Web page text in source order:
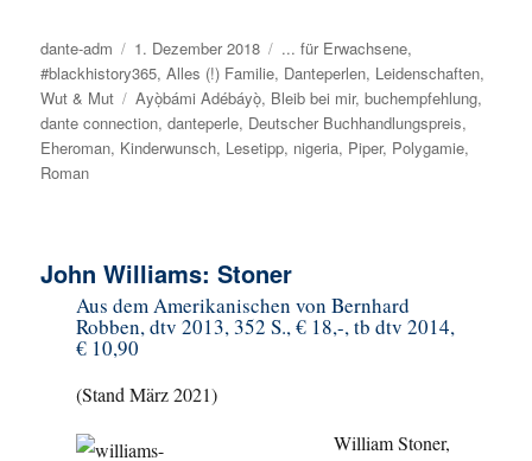
Autor
dante-adm
Veröffentlicht
am
1. Dezember 2018 Kategorien
... für Erwachsene,
#blackhistory365,Alles (!) Familie, Danteperlen, Leidenschaften,
Wut & Mut
Schlagwörter
Ayọ̀bámi Adébáyọ̀, Bleib bei mir,buchempfehlung,
dante connection,danteperle, Deutscher Buchhandlungspreis,
Eheroman, Kinderwunsch, Lesetipp, nigeria, Piper, Polygamie,
Roman
John Williams: Stoner
Aus dem Amerikanischen von Bernhard
Robben, dtv 2013, 352 S., € 18,-, tb dtv 2014,
€ 10,90
(Stand März 2021)
William Stoner,